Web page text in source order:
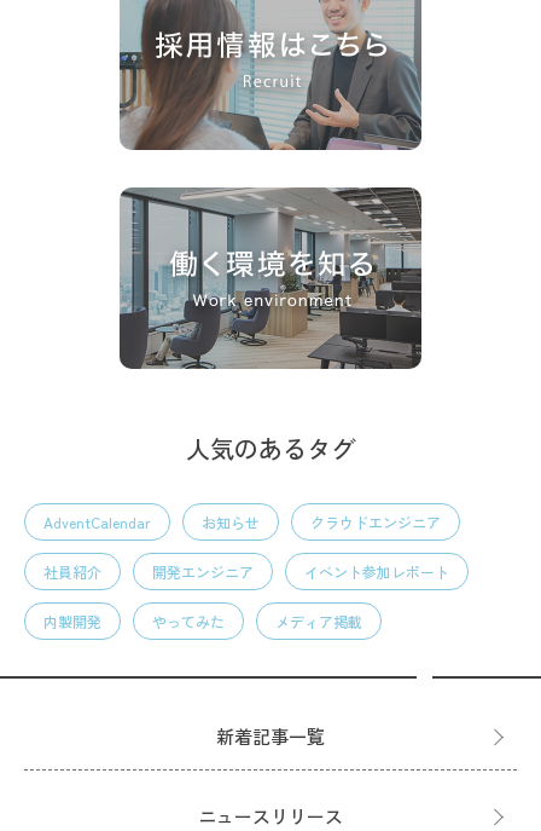
人気のあるタグ
AdventCalendar お知らせ クラウドエンジニア
社員紹介 開発エンジニア イベント参加レポート
内製開発 やってみた メディア掲載
新着記事一覧
ニュースリリース